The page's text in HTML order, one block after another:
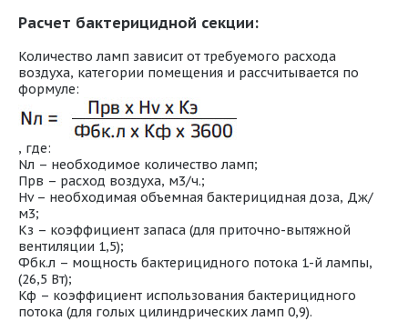
Расчет бактерицидной секции:
Количество ламп зависит от требуемого расхода
воздуха, категории помещения и рассчитывается по
формуле:
, где:
Nл – необходимое количество ламп;
Прв – расход воздуха, м3/ч.;
Hv – необходимая объемная бактерицидная доза, Дж/
м3;
Кз – коэффициент запаса (для приточно-вытяжной
вентиляции 1,5);
Фбк.л – мощность бактерицидного потока 1-й лампы,
(26,5 Вт);
Кф – коэффициент использования бактерицидного
потока (для голых цилиндрических ламп 0,9).